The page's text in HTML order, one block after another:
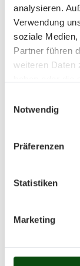
analysieren.
Verwendung
soziale
Partner führen
weiteren Daten
Notwendig
Präferenzen
Statistiken
Marketing